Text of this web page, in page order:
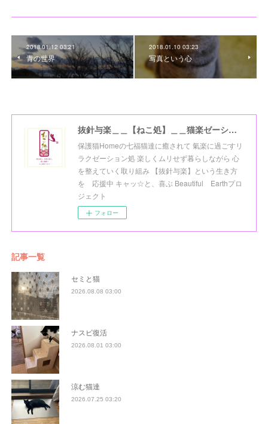
2018.01.12 03:21
青の世界
2018.01.10 03:23
写真という心
抜針与楽＿＿【ねこ処】＿＿猫楽ゼーションHome☆
保護猫Homeの七福猫達に癒されて 氣楽に過ごすリ
ラクゼーション処 楽しくムリせず暮らしながら 心
を整えていく取り組み 【抜針与楽】という生き方
を 応援中 キャッ☆と、喜ぶ Beautiful Earthプロ
ジェクト
フォロー
記事一覧
セミと猫
2026.08.08 03:00
ナスビ復活
2026.08.01 03:00
涼む猫達
2026.07.25 03:20